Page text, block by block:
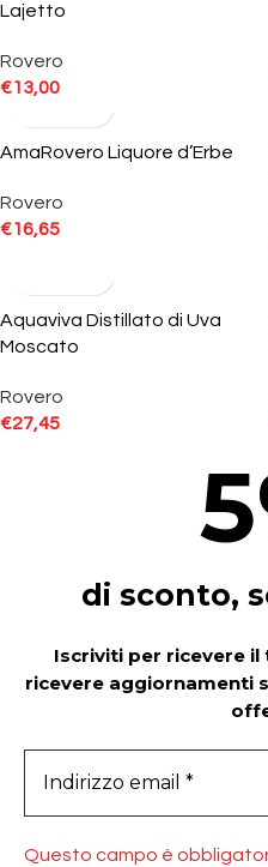
Lajetto
Rovero
€13,00
AmaRovero Liquore d’Erbe
Rovero
€16,65
Aquaviva Distillato di Uva
Moscato
Rovero
€27,45
5
di sconto,
Iscriviti per ricevere
ricevere aggiornamenti
Questo campo è